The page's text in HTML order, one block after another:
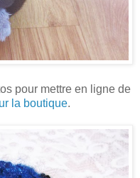
pour mettre en ligne de
la boutique.